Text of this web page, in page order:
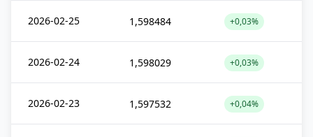
2026-02-25 1,598484 +0,03%
2026-02-24 1,598029 +0,03%
2026-02-23 1,597532 +0,04%